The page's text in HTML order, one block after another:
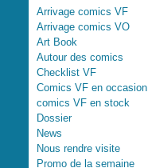
Arrivage comics VF
Arrivage comics VO
Art Book
Autour des comics
Checklist VF
Comics VF en occasion
comics VF en stock
Dossier
News
Nous rendre visite
Promo de la semaine